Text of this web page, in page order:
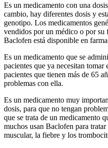
Es un medicamento con una
cambio, hay diferentes dosis y
genotipo. Los medicamentos
vendidos por un médico o por su
Baclofen está disponible en
Es un medicamento que se
pacientes que ya necesitan
pacientes que tienen más de 65
problemas con ella.
Es un medicamento muy
dosis, para que no tengan
que se trata de un medicamento
muchos usan Baclofen para
muscular, la fiebre y los